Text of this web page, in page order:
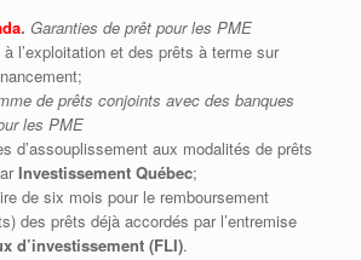
. Garanties de prêt pour les PME
l’exploitation et des prêts à terme sur
de prêts conjoints avec des banques
les PME
d’assouplissement aux modalités de prêts
Investissement Québec;
de six mois pour le remboursement
des prêts déjà accordés par l’entremise
d’investissement (FLI).